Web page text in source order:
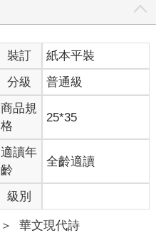
裝訂
紙本平裝
分級 普通級
商品規
格
25*35
適讀年
齡
全齡適讀
級別
＞ 華文現代詩